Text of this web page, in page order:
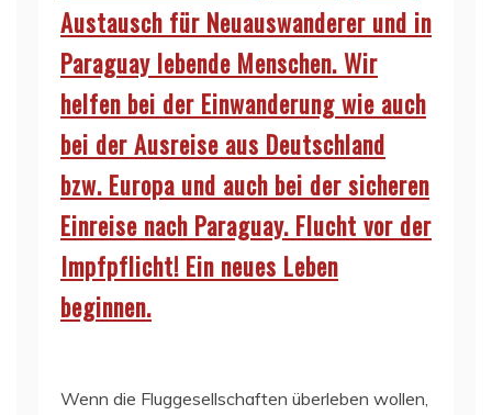
Austausch für Neuauswanderer und in
Paraguay lebende Menschen. Wir
helfen bei der Einwanderung wie auch
bei der Ausreise aus Deutschland
bzw. Europa und auch bei der sicheren
Einreise nach Paraguay. Flucht vor der
Impfpflicht! Ein neues Leben
beginnen.
Wenn die Fluggesellschaften überleben wollen,